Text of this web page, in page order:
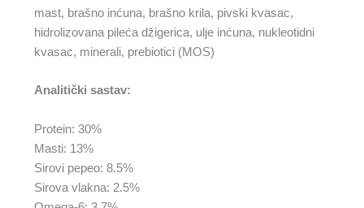
mast, brašno inćuna, brašno krila, pivski kvasac,
hidrolizovana pileća džigerica, ulje inćuna, nukleotidni
kvasac, minerali, prebiotici (MOS)
Analitički sastav:
Protein: 30%
Masti: 13%
Sirovi pepeo: 8.5%
Sirova vlakna: 2.5%